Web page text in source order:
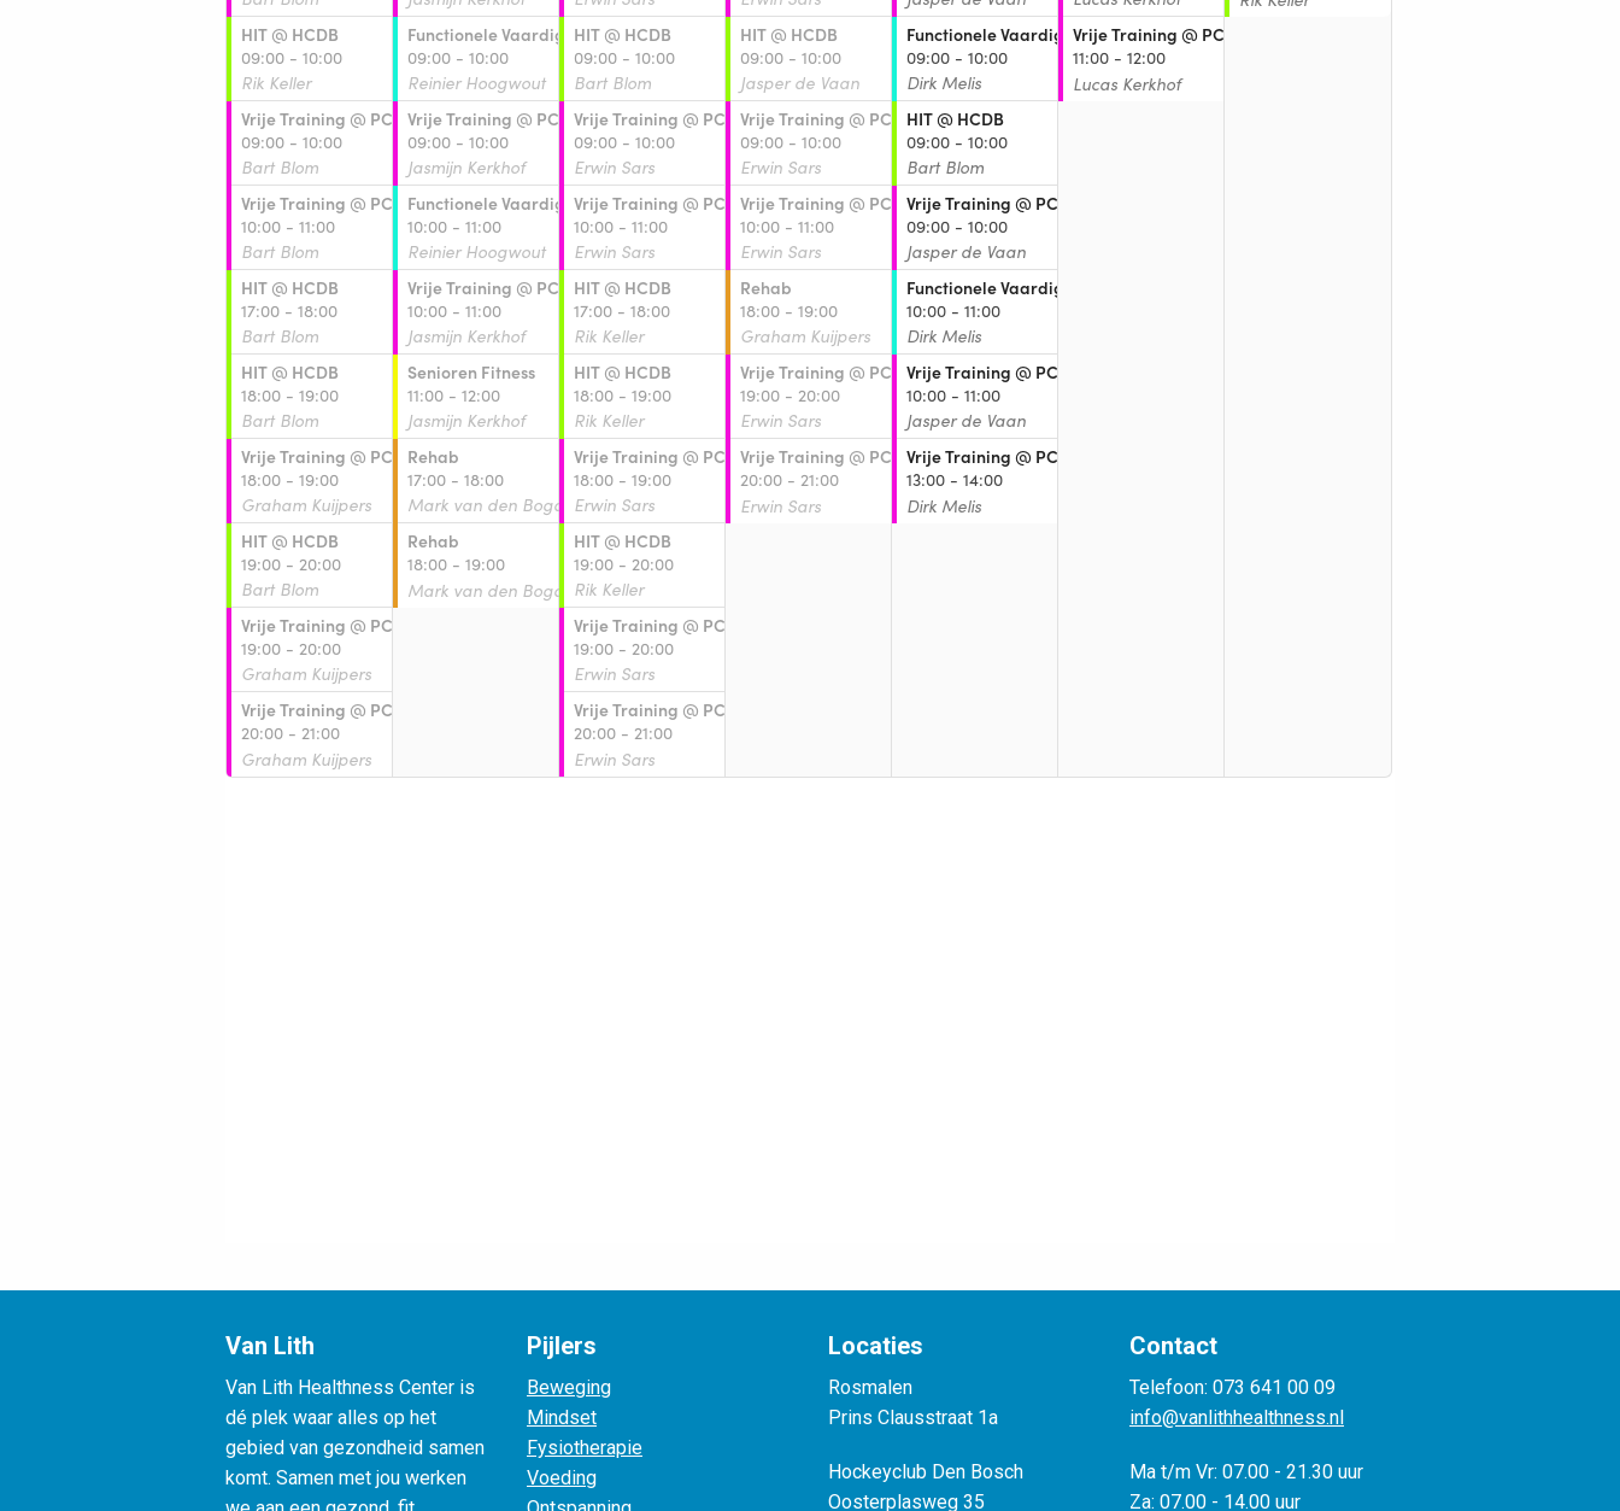
Van Lith
Van Lith Healthness Center is
dé plek waar alles op het
gebied van gezondheid samen
komt. Samen met jou werken
Pijlers
Beweging
Mindset
Fysiotherapie
Voeding
Locaties
Rosmalen
Prins Clausstraat 1a
Hockeyclub Den Bosch
Oosterplasweg 35
Contact
Telefoon: 073 641 00 09
info@vanlithhealthness.nl
Ma t/m Vr: 07.00 - 21.30 uur
Za: 07.00 - 14.00 uur